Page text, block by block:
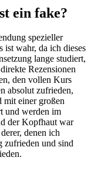
ein fake?
spezieller
ist wahr, da ich dieses
lange studiert,
Rezensionen
den vollen Kurs
absolut zufrieden,
mit einer großen
und werden im
der Kopfhaut war
denen ich
zufrieden und sind